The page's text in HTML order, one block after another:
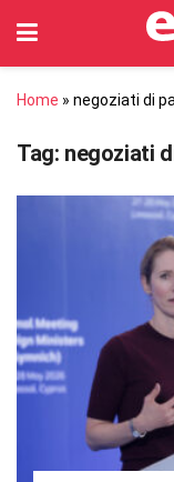
Home » negoziati di
Tag: negoziati